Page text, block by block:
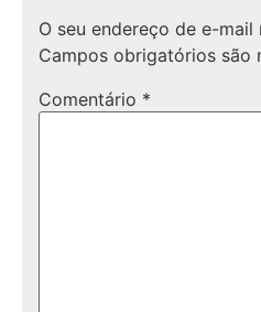
O seu endereço de e-
Campos obrigatórios são
Comentário *